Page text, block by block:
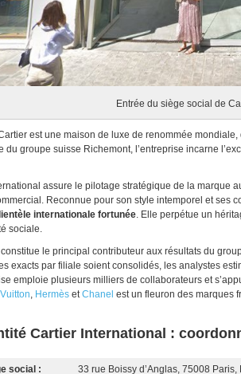
Entrée du siège social de
est une maison de luxe de renommée
du groupe suisse Richemont, l’entreprise incarne
assure le pilotage stratégique de la marque
Reconnue pour son style intemporel et ses
internationale fortunée . Elle perpétue un
sociale.
le principal contributeur aux résultats du
exacts par filiale soient consolidés, les analystes
emploie plusieurs milliers de collaborateurs et
Hermès et Chanel est un fleuron des marques
Cartier International :
social :
33 rue Boissy d’Anglas, 75008 Paris,